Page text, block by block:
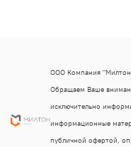
ООО Компания
Обращаем Ваше
исключительно
информационные
публичной офертой,